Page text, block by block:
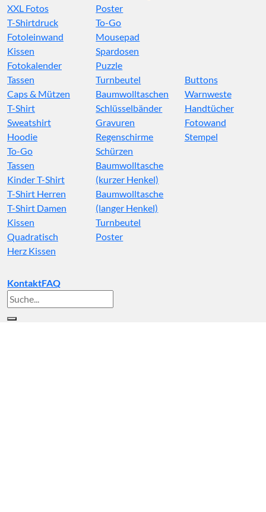
XXL Fotos
T-Shirtdruck
Fotoleinwand
Kissen
Fotokalender
Poster
To-Go
Mousepad
Spardosen
Puzzle
Tassen
Caps & Mützen
T-Shirt
Sweatshirt
Hoodie
To-Go
Turnbeutel
Baumwolltaschen
Schlüsselbänder
Gravuren
Regenschirme
Schürzen
Buttons
Warnweste
Handtücher
Fotowand
Stempel
Tassen
Kinder T-Shirt
T-Shirt Herren
T-Shirt Damen
Kissen
Quadratisch
Herz Kissen
Baumwolltasche
(kurzer Henkel)
Baumwolltasche
(langer Henkel)
Turnbeutel
Poster
KontaktFAQ
Suche
nach: